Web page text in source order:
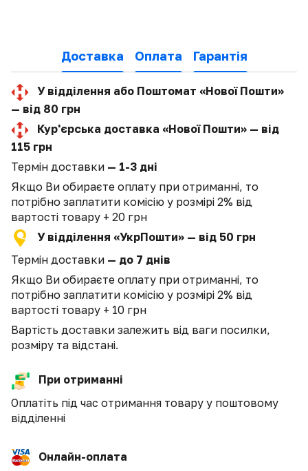
Доставка Оплата Гарантія
У відділення або Поштомат «Нової Пошти»
— від 80 грн
Кур'єрська доставка «Нової Пошти» — від
115 грн
Термін доставки — 1-3 дні
Якщо Ви обираєте оплату при отриманні, то
потрібно заплатити комісію у розмірі 2% від
вартості товару + 20 грн
У відділення «УкрПошти» — від 50 грн
Термін доставки — до 7 днів
Якщо Ви обираєте оплату при отриманні, то
потрібно заплатити комісію у розмірі 2% від
вартості товару + 10 грн
Вартість доставки залежить від ваги посилки,
розміру та відстані.
При отриманні
Оплатіть під час отримання товару у поштовому
відділенні
Онлайн-оплата